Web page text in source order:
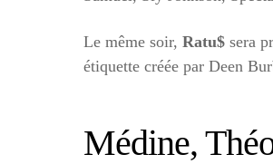
Le même soir, Ratu$ sera
étiquette créée par Deen
Médine,